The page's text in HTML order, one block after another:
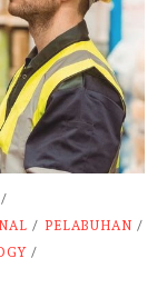
/
/ PELABUHAN /
/